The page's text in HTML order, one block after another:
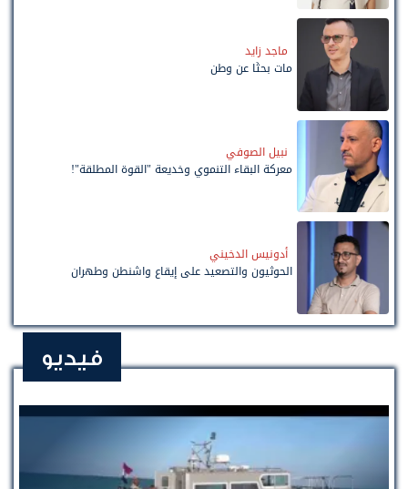
ماجد زايد
مات بحثًا عن وطن
نبيل الصوفي
معركة البقاء التنموي وخديعة "القوة المطلقة"!
أدونيس الدخيني
الحوثيون والتصعيد على إيقاع واشنطن وطهران
فيديو